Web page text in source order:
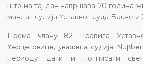
што на тај дан навршава 70 година
мандат судија Уставног суда Босне и
Према члану 82 Правила
Херцеговине, уважена судија
периоду дати и потписати